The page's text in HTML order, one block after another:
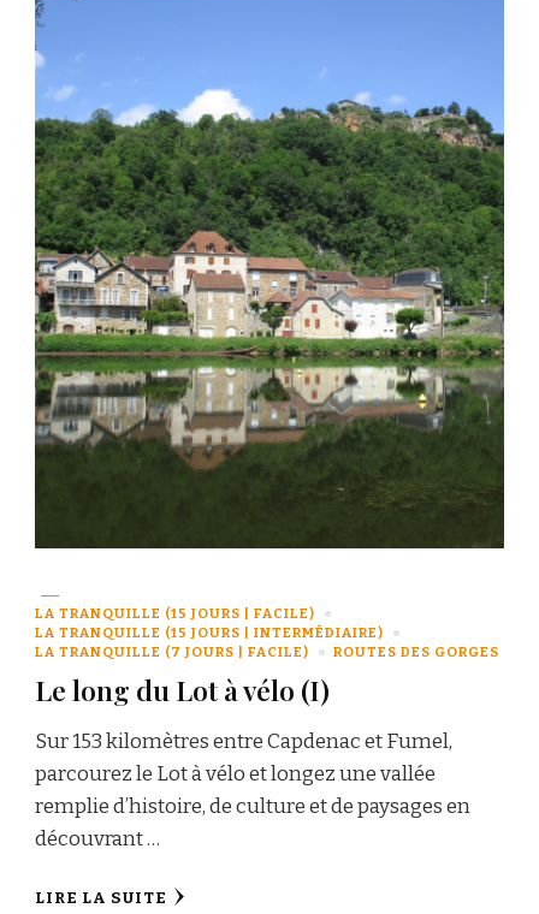
LA TRANQUILLE (15 JOURS | FACILE)
LA TRANQUILLE (15 JOURS | INTERMÉDIAIRE)
LA TRANQUILLE (7 JOURS | FACILE)
ROUTES DES GORGES
Le long du Lot à vélo (I)
Sur 153 kilomètres entre Capdenac et Fumel,
parcourez le Lot à vélo et longez une vallée
remplie d’histoire, de culture et de paysages en
découvrant …
LIRE LA SUITE